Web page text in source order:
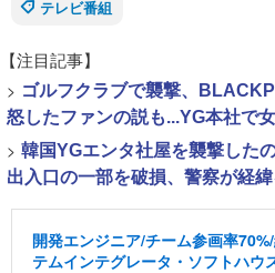
テレビ番組
【注目記事】
> ゴルフクラブで襲撃、
怒したファンの説も...YG本社で
> 韓国YGエンタ社屋を襲撃した
出入口の一部を破損、警察が経
開発エンジニア/チーム参画率
テムインテグレータ・ソフトハウ